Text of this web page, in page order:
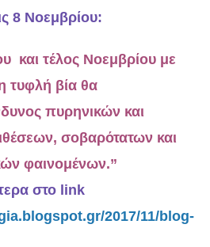
8 Νοεμβρίου:
και τέλος Νοεμβρίου με
τυφλή βία θα
πυρηνικών και
σοβαρότατων και
φαινομένων.”
στο link
2017/11/blog-